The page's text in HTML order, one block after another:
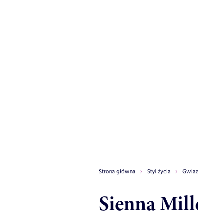
Strona główna Styl życia
Sienna